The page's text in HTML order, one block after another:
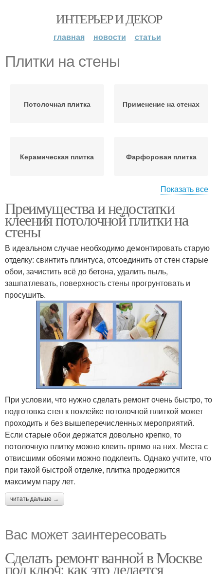
ИНТЕРЬЕР И ДЕКОР
главная новости статьи
Плитки на стены
Потолочная плитка Применение на стенах
Керамическая плитка Фарфоровая плитка
Зеркальная плитка Клинкерная плитка
Плитка для стен Плитки для клеивания
Плитки на стену Клеивания на стену
Показать все
Преимущества и недостатки
клеения потолочной плитки на
стены
В идеальном случае необходимо демонтировать старую
отделку: свинтить плинтуса, отсоединить от стен старые
обои, зачистить всё до бетона, удалить пыль,
зашпатлевать, поверхность стены прогрунтовать и
просушить.
При условии, что нужно сделать ремонт очень быстро, то
подготовка стен к поклейке потолочной плиткой может
проходить и без вышеперечисленных мероприятий.
Если старые обои держатся довольно крепко, то
потолочную плитку можно клеить прямо на них. Места с
отвисшими обоями можно подклеить. Однако учтите, что
при такой быстрой отделке, плитка продержится
максимум пару лет.
читать дальше →
Вас может заинтересовать
Сделать ремонт ванной в Москве
под ключ: как это делается